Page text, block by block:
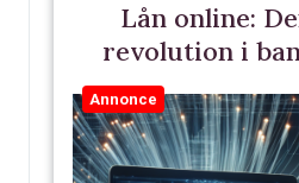
Lån online:
revolution i
Annonce